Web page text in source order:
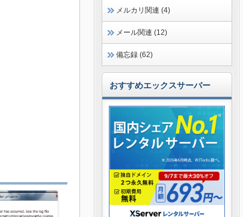
メルカリ関連 (4)
メール関連 (12)
備忘録 (62)
おすすめエックスサーバー